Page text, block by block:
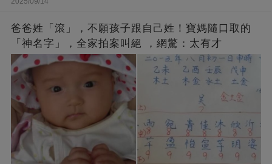
爸爸姓「滾」，不願孩子跟自己姓！寶媽隨口取的
「神名字」，全家拍案叫絕 ，網驚：太有才